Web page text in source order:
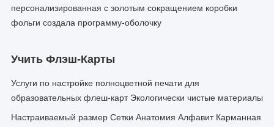
персонализированная с золотым сокращением коробки
фольги создала программу-оболочку
Учить Флэш-Карты
Услуги по настройке полноцветной печати для
образовательных флеш-карт Экологически чистые материалы
Настраиваемый размер Сетки Анатомия Алфавит Карманная